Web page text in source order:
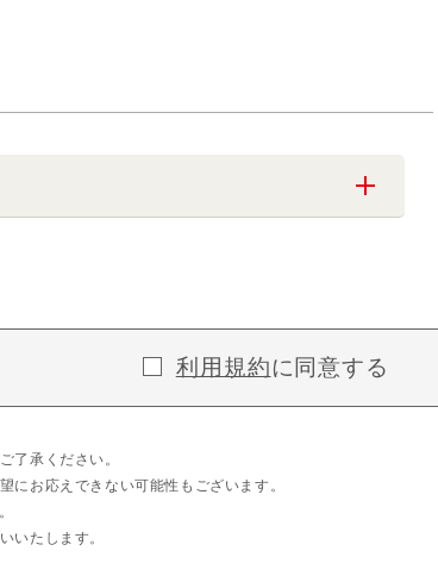
利用規約に同意する
了承ください。
にお応えできない可能性もございます。
いたします。